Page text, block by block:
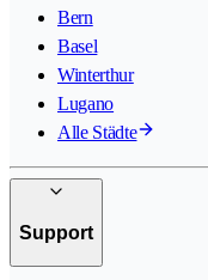
Bern
Basel
Winterthur
Lugano
Alle Städte
Support